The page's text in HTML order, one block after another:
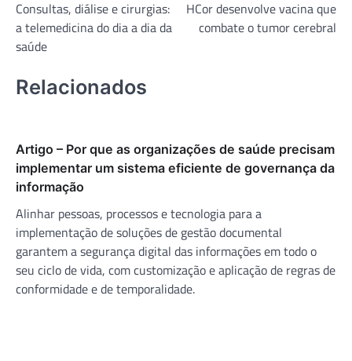
de
Post
Consultas, diálise e cirurgias:
a telemedicina do dia a dia da
saúde
HCor desenvolve vacina que
combate o tumor cerebral
Relacionados
Artigo – Por que as organizações de saúde precisam
implementar um sistema eficiente de governança da
informação
Alinhar pessoas, processos e tecnologia para a
implementação de soluções de gestão documental
garantem a segurança digital das informações em todo o
seu ciclo de vida, com customização e aplicação de regras de
conformidade e de temporalidade.